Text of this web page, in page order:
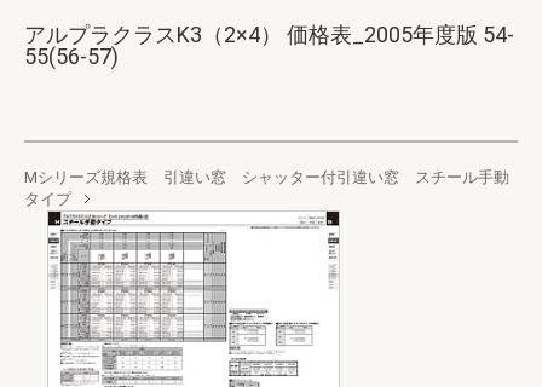
アルプラクラスK3（2×4） 価格表_2005年度版 54-
55(56-57)
Mシリーズ規格表 引違い窓 シャッター付引違い窓 スチール手動
タイプ